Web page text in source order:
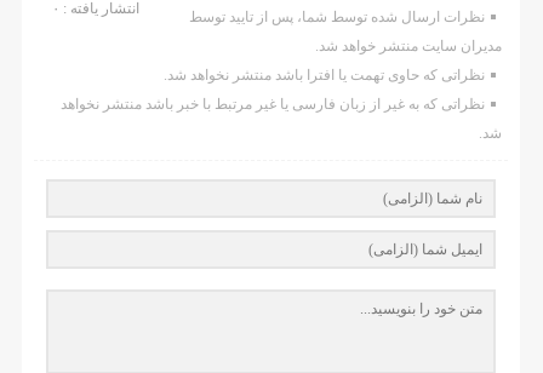
انتشار یافته : ۰
نظرات ارسال شده توسط شما، پس از تایید توسط
مدیران سایت منتشر خواهد شد.
نظراتی که حاوی تهمت یا افترا باشد منتشر نخواهد شد.
نظراتی که به غیر از زبان فارسی یا غیر مرتبط با خبر باشد منتشر نخواهد
شد.